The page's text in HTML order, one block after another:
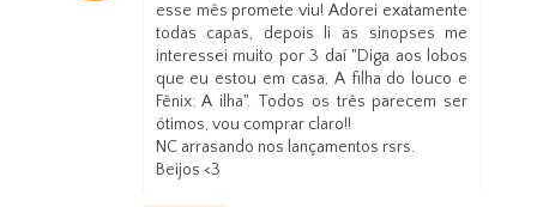
esse mês promete viu! Adorei exatamente
todas capas, depois li as sinopses me
interessei muito por 3 daí "Diga aos lobos
que eu estou em casa, A filha do louco e
Fênix: A ilha". Todos os três parecem ser
ótimos, vou comprar claro!!
NC arrasando nos lançamentos rsrs.
Beijos <3